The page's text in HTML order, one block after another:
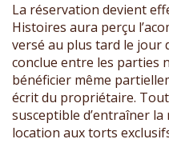
La réservation devient
Histoires aura perçu
versé au plus tard le jour
conclue entre les parties
bénéficier même
écrit du propriétaire.
susceptible d’entraîner
location aux torts